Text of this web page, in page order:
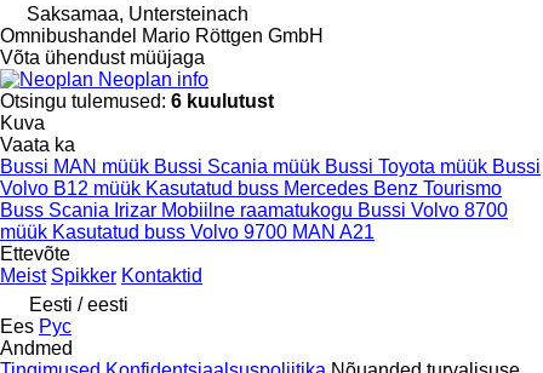
Saksamaa, Untersteinach
Omnibushandel Mario Röttgen GmbH
Võta ühendust müüjaga
Neoplan info
Otsingu tulemused: 6 kuulutust
Kuva
Vaata ka
Bussi MAN müük Bussi Scania müük Bussi Toyota müük Bussi
Volvo B12 müük Kasutatud buss Mercedes Benz Tourismo
Buss Scania Irizar Mobiilne raamatukogu Bussi Volvo 8700
müük Kasutatud buss Volvo 9700 MAN A21
Ettevõte
Meist Spikker Kontaktid
Eesti / eesti
Ees Рус
Andmed